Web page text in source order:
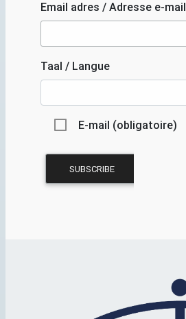
Email adres / Adresse e-mail
Taal / Langue
E-mail (obligatoire)